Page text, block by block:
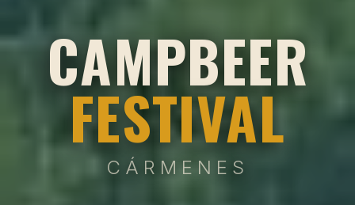
CAMPBEER
FESTIVAL
CÁRMENES